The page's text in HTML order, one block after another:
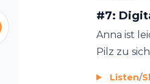
#7:
Anna ist
Pilz zu
Listen/